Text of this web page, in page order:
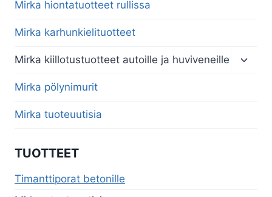
Mirka hiontatuotteet rullissa
Mirka karhunkielituotteet
Mirka kiillotustuotteet autoille ja huviveneille
Mirka pölynimurit
Mirka tuoteuutisia
TUOTTEET
Timanttiporat betonille